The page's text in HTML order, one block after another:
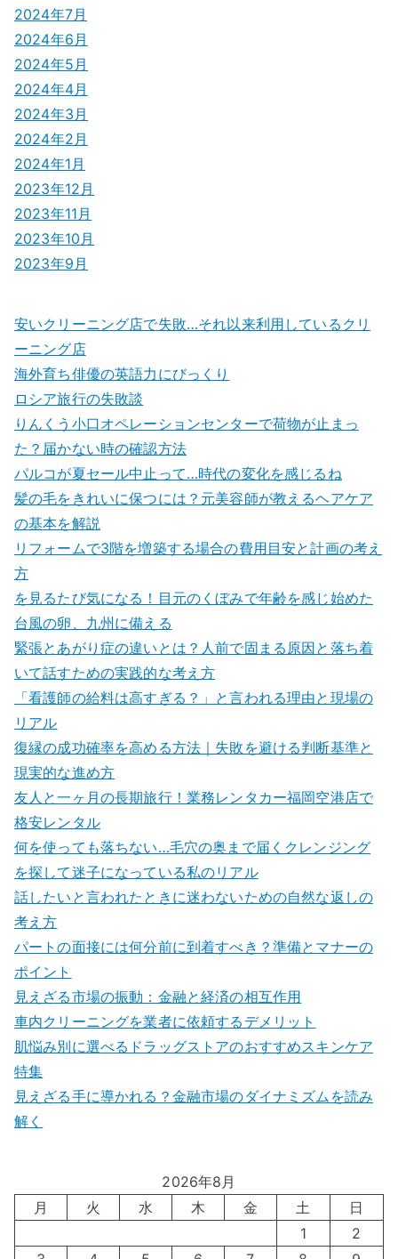
2024年7月
2024年6月
2024年5月
2024年4月
2024年3月
2024年2月
2024年1月
2023年12月
2023年11月
2023年10月
2023年9月
安いクリーニング店で失敗…それ以来利用しているクリ
ーニング店
海外育ち俳優の英語力にびっくり
ロシア旅行の失敗談
りんくう小口オペレーションセンターで荷物が止まっ
た？届かない時の確認方法
パルコが夏セール中止って…時代の変化を感じるね
髪の毛をきれいに保つには？元美容師が教えるヘアケア
の基本を解説
リフォームで3階を増築する場合の費用目安と計画の考え
方
を見るたび気になる！目元のくぼみで年齢を感じ始めた
台風の卵、九州に備える
緊張とあがり症の違いとは？人前で固まる原因と落ち着
いて話すための実践的な考え方
「看護師の給料は高すぎる？」と言われる理由と現場の
リアル
復縁の成功確率を高める方法｜失敗を避ける判断基準と
現実的な進め方
友人と一ヶ月の長期旅行！業務レンタカー福岡空港店で
格安レンタル
何を使っても落ちない…毛穴の奥まで届くクレンジング
を探して迷子になっている私のリアル
話したいと言われたときに迷わないための自然な返しの
考え方
パートの面接には何分前に到着すべき？準備とマナーの
ポイント
見えざる市場の振動：金融と経済の相互作用
車内クリーニングを業者に依頼するデメリット
肌悩み別に選べるドラッグストアのおすすめスキンケア
特集
見えざる手に導かれる？金融市場のダイナミズムを読み
解く
2026年8月
月
火 水 木 金 土
日
1
2